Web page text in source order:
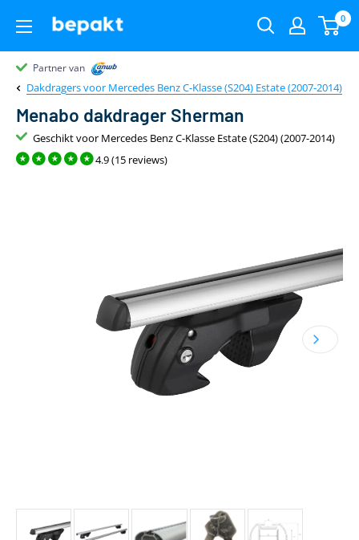
0
22.00uur
Partner van
Partner van
Klantenbeoordeling 9.4
Dakdragers voor Mercedes Benz C-Klasse (S204) Estate (2007-2014)
Menabo dakdrager Sherman
Geschikt voor Mercedes Benz C-Klasse Estate (S204) (2007-2014)
4.9 (15 reviews)